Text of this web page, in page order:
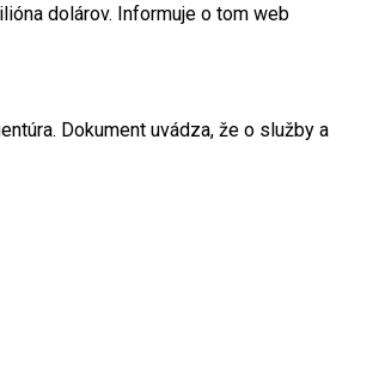
dolárov. Informuje o tom web
Dokument uvádza, že o služby a